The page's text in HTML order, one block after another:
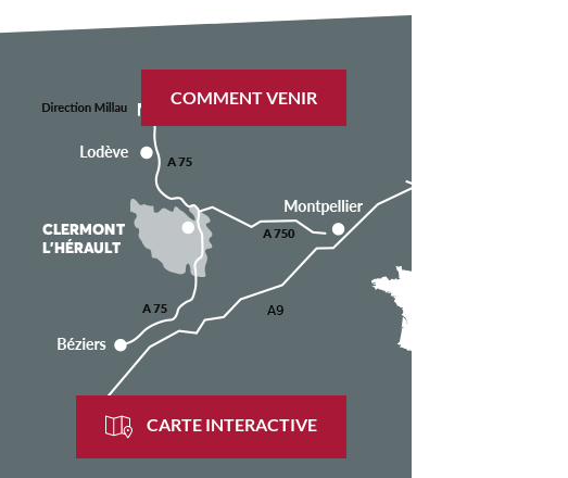
COMMENT VENIR
CARTE INTERACTIVE